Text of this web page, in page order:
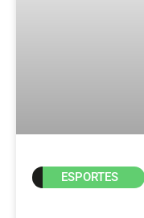
ESPORTES